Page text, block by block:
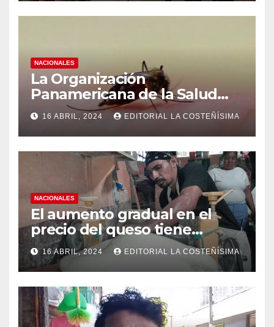
NACIONALES
La Organización
Panamericana de la Salud
(OPS), recomienda reforzar
medidas ante el aumento de
casos de dengue
16 ABRIL, 2024 EDITORIAL LA COSTEÑÍSIMA
NACIONALES
El aumento gradual en el
precio del queso tiene
efectos a las Panaderias
16 ABRIL, 2024 EDITORIAL LA COSTEÑÍSIMA